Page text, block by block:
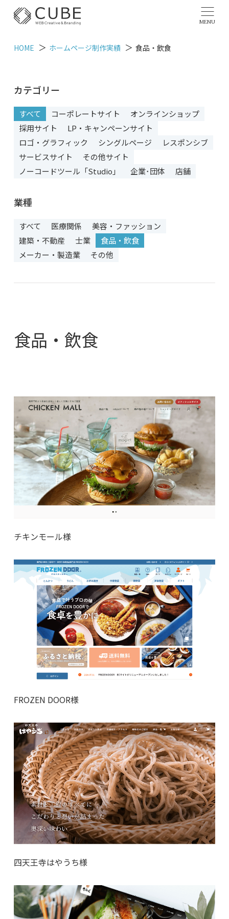
MENU
HOME ホームページ制作実績 食品・飲食
カテゴリー
すべて コーポレートサイト
オンラインショップ
採用サイト
LP・キャンペーンサイト
ロゴ・グラフィック
シングルページ
レスポンシブ
サービスサイト
その他サイト
ノーコードツール「Studio」
企業･団体 店舗
業種
すべて 医療関係
美容・ファッション
建築・不動産
士業
食品・飲食
メーカー・製造業
その他
食品・飲食
チキンモール様
FROZEN DOOR様
四天王寺はやうち様